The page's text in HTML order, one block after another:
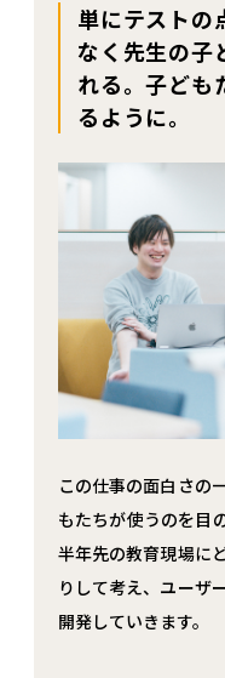
単にテストの
なく 先生の子
れる。子ども
るように。
この仕事の面白さの
もたちが使うのを目
半年先の教育現場に
りして考え、ユーザ
開発していきます。